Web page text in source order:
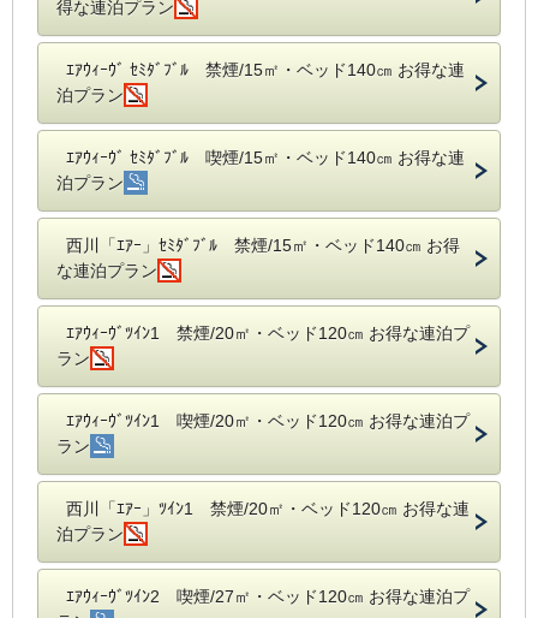
得な連泊プラン
ｴｱｳｨｰｳﾞ ｾﾐﾀﾞﾌﾞﾙ 禁煙/15㎡・ベッド140㎝ お得な連
泊プラン
ｴｱｳｨｰｳﾞ ｾﾐﾀﾞﾌﾞﾙ 喫煙/15㎡・ベッド140㎝ お得な連
泊プラン
西川「ｴｱｰ」ｾﾐﾀﾞﾌﾞﾙ 禁煙/15㎡・ベッド140㎝ お得
な連泊プラン
ｴｱｳｨｰｳﾞﾂｲﾝ1 禁煙/20㎡・ベッド120㎝ お得な連泊プ
ラン
ｴｱｳｨｰｳﾞﾂｲﾝ1 喫煙/20㎡・ベッド120㎝ お得な連泊プ
ラン
西川「ｴｱｰ」ﾂｲﾝ1 禁煙/20㎡・ベッド120㎝ お得な連
泊プラン
ｴｱｳｨｰｳﾞﾂｲﾝ2 喫煙/27㎡・ベッド120㎝ お得な連泊プ